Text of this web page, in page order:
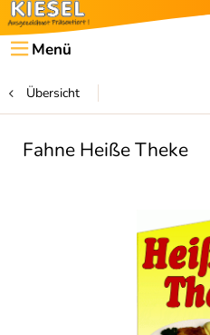
Menü
Übersicht
Fahne Heiße Theke